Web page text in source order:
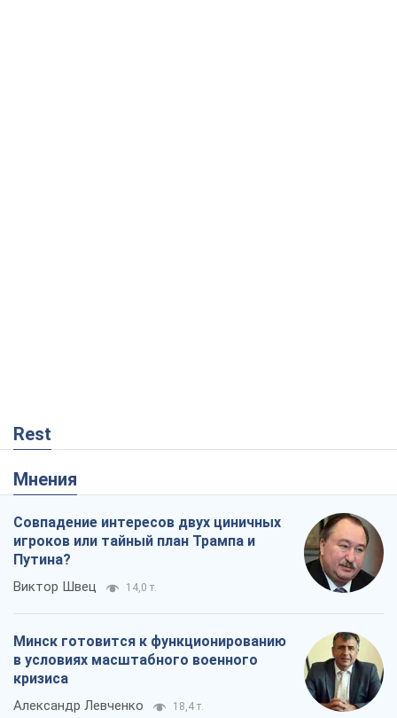
Rest
Мнения
Совпадение интересов двух циничных
игроков или тайный план Трампа и
Путина?
Виктор Швец 14,0 т.
Минск готовится к функционированию
в условиях масштабного военного
кризиса
Александр Левченко 18,4 т.